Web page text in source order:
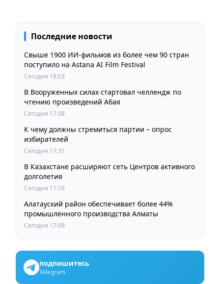
Последние новости
Свыше 1900 ИИ-фильмов из более чем 90 стран
поступило на Astana AI Film Festival
Сегодня 18:03
В Вооруженных силах стартовал челлендж по
чтению произведений Абая
Сегодня 17:38
К чему должны стремиться партии – опрос
избирателей
Сегодня 17:31
В Казахстане расширяют сеть Центров активного
долголетия
Сегодня 17:16
Алатауский район обеспечивает более 44%
промышленного производства Алматы
Сегодня 17:09
подпишитесь
Telegram